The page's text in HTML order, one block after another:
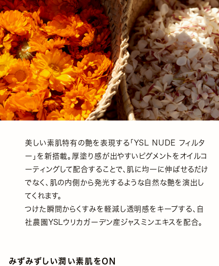
美しい素肌特有の艶を表現する「YSL NUDE フィルタ
ー」を新搭載。厚塗り感が出やすいピグメントをオイルコ
ーティングして配合することで、肌に均⼀に伸ばせるだけ
でなく、肌の内側から発光するような⾃然な艶を演出し
てくれます。
つけた瞬間からくすみを軽減し透明感をキープする、自
社農園YSLウリカガーデン産ジャスミンエキスを配合。
みずみずしい潤い素肌をON